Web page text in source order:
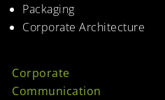
Packaging
Corporate Architecture
Corporate
Communication